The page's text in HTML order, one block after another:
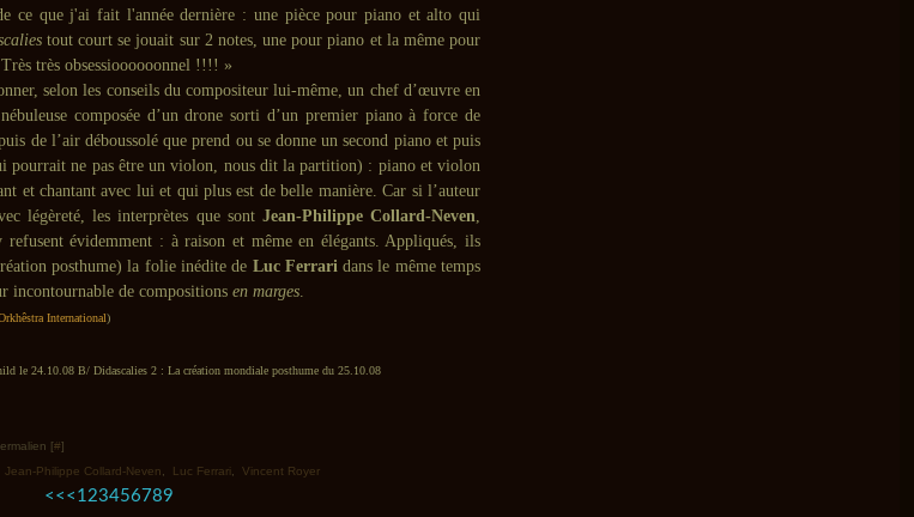
ce que j'ai fait l'année dernière : une pièce pour piano et alto qui
tout court se jouait sur 2 notes, une pour piano et la même pour
très obsessioooooonnel !!!! »
selon les conseils du compositeur lui-même, un chef d’œuvre en
composée d’un drone sorti d’un premier piano à force de
de l’air déboussolé que prend ou se donne un second piano et puis
pourrait ne pas être un violon, nous dit la partition) : piano et violon
et chantant avec lui et qui plus est de belle manière. Car si l’auteur
légèreté, les interprètes que sont Jean-Philippe Collard-Neven,
refusent évidemment : à raison et même en élégants. Appliqués, ils
posthume) la folie inédite de Luc Ferraridans le même temps
incontournable de compositions en marges.
International)
le 24.10.08 B/ Didascalies 2 : La création mondiale posthume du 25.10.08
[#]
Jean-Philippe Collard-Neven Luc Ferrari Vincent Royer
<< < 123456 789